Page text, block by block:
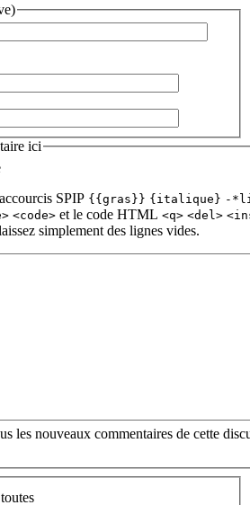
ici
SPIP {{gras}} {italique} -
<code> et le code HTML <q> <del>
simplement des lignes vides.
les nouveaux commentaires de cette